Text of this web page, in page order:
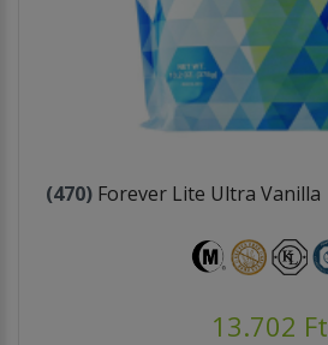
(470) Forever Lite Ultra Vanilla
13.702 Ft